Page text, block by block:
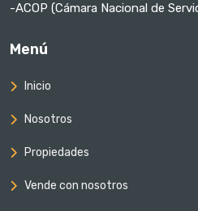
-ACOP (Cámara Nacional de
Menú
Inicio
Nosotros
Propiedades
Vende con nosotros